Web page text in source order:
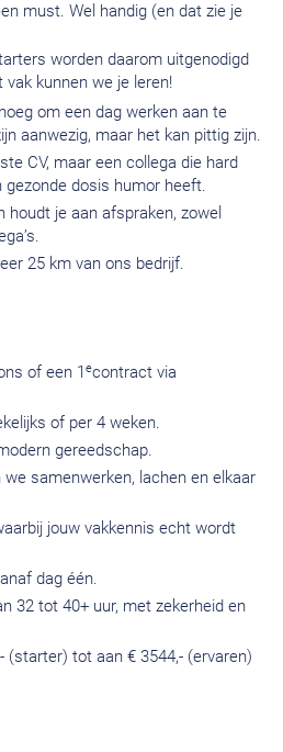
must. Wel handig (en dat zie je
worden daarom uitgenodigd
kunnen we je leren!
om een dag werken aan te
aanwezig, maar het kan pittig zijn.
CV, maar een collega die hard
dosis humor heeft.
je aan afspraken, zowel
25 km van ons bedrijf.
of een 1 econtract via
of per 4 weken.
gereedschap.
samenwerken, lachen en elkaar
jouw vakkennis echt wordt
dag één.
32 tot 40+ uur, met zekerheid en
(starter) tot aan € 3544,- (ervaren)